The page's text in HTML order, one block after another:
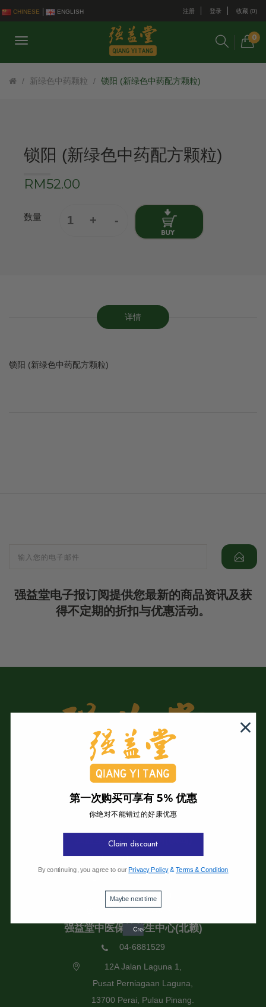
CHINESE ENGLISH 注册 登录 收藏 (0)
0
新绿色中药颗粒 锁阳 (新绿色中药配方颗粒)
锁阳 (新绿色中药配方颗粒)
RM52.00
数量
详情
锁阳 (新绿色中药配方颗粒)
强益堂电子报订阅提供您最新的商品资讯及获
得不定期的折扣与优惠活动。
强益堂全息中医诊所
强益堂全息中医诊所(槟岛)
04-2832108
11600 Pulau Pinang.
09:30 AM - 6:00 PM
强益堂中医保健养生中心(北赖)
04-6881529
12A Jalan Laguna 1,
Pusat Perniagaan Laguna,
13700 Perai, Pulau Pinang.
第一次购买可享有 5% 优惠
你绝对不能错过的好康优惠
Claim discount
By continuing, you agree to our Privacy Policy&Terms & Condition
Maybe next time